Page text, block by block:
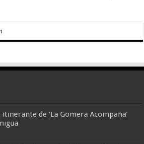
de ‘La Gomera Acompaña’